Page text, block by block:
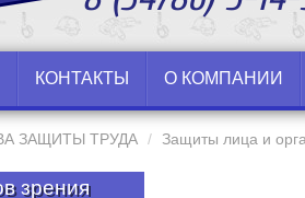
КОНТАКТЫ О КОМПАНИИ
ЗАЩИТЫ ТРУДА Защиты лица и
зрения